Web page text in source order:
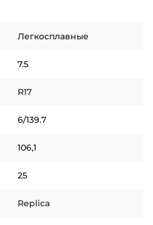
Легкосплавные
7.5
R17
6/139.7
106,1
25
Replica